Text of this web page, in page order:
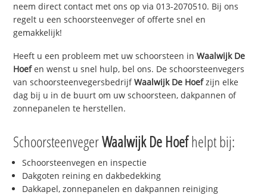
neem direct contact met ons op via 013-2070510. Bij ons
regelt u een schoorsteenveger of offerte snel en
gemakkelijk!
Heeft u een probleem met uw schoorsteen inWaalwijk De
Hoefen wenst u snel hulp, bel ons. De schoorsteenvegers
van schoorsteenvegersbedrijfWaalwijk De Hoefzijn elke
dag bij u in de buurt om uw schoorsteen, dakpannen of
zonnepanelen te herstellen.
SchoorsteenvegerWaalwijk De Hoefhelpt bij:
Schoorsteenvegen en inspectie
Dakgoten reining en dakbedekking
Dakkapel, zonnepanelen en dakpannen reiniging